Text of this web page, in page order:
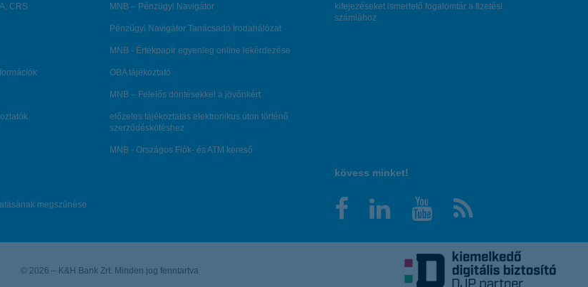
CRS
megszűnése
MNB – Pénzügyi Navigátor
Pénzügyi Navigátor Tanácsadó Irodahálózat
MNB - Értékpapír egyenleg online lekérdezése
OBA tájékoztató
MNB – Felelős döntésekkel a jövőnkért
előzetes tájékoztatás elektronikus úton történő
szerződéskötéshez
MNB - Országos Fiók- és ATM kereső
kifejezéseket ismertető fogalomtár a fizetési
számlához
kövess minket!
© 2026 – K&H Bank Zrt. Minden jog fenntartva